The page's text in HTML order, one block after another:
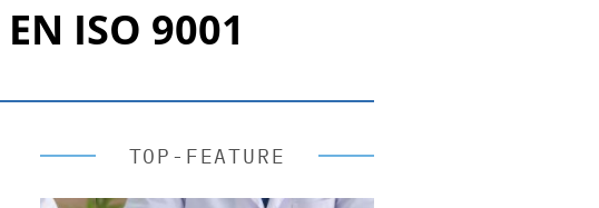
ISO 9001
TOP-FEATURE